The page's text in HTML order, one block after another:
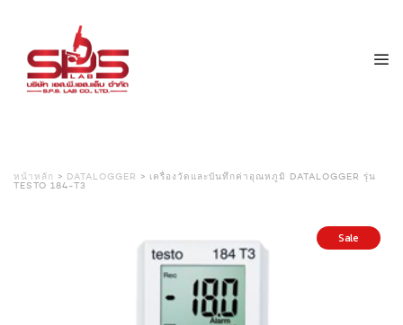
หน้าหลัก > DATALOGGER
> เครื่องวัดและบันทึกค่าอุณหภูมิ DATALOGGER รุ่น
TESTO 184-T3
Sale